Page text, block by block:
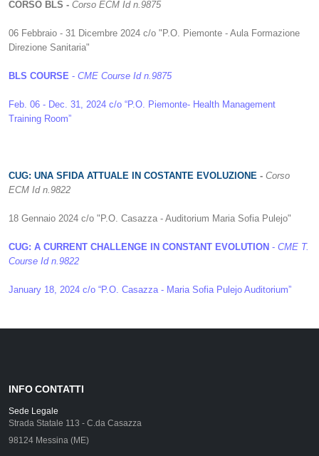
CORSO BLS - Corso ECM Id n.9875
06 Febbraio - 31 Dicembre 2024 c/o "P.O. Piemonte - Aula Formazione
Direzione Sanitaria"
BLS COURSE - CME Course Id n.9875
Feb. 06 - Dec. 31, 2024 c/o “P.O. Piemonte- Health Management
Training Room”
CUG: UNA SFIDA ATTUALE IN COSTANTE EVOLUZIONE - Corso
ECM Id n.9822
18 Gennaio 2024 c/o "P.O. Casazza - Auditorium Maria Sofia Pulejo"
CUG: A CURRENT CHALLENGE IN CONSTANT EVOLUTION - CME T.
Course Id n.9822
January 18, 2024 c/o “P.O. Casazza - Maria Sofia Pulejo Auditorium”
INFO CONTATTI
Sede Legale
Strada Statale 113 - C.da Casazza
98124 Messina (ME)